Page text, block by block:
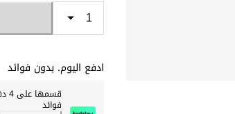
ادفع اليوم. بدون فوائد
قسمها على 4 دفعات شهرية بقيمة
فوائد